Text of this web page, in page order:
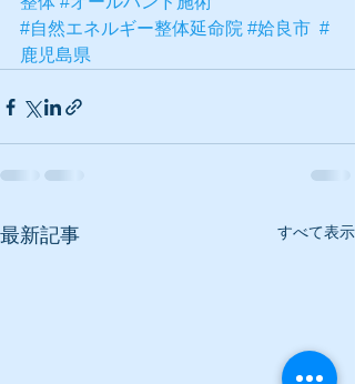
#自然エネルギー整体延命院 #姶良市 #
鹿児島県
最新記事 すべて表示